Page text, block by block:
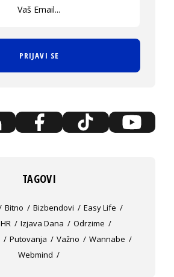
PRIJAVI SE
TAGOVI
Bitno Bizbendovi
Easy Life
HR Izjava Dana
Odrzime
Putovanja Važno
Wannabe
Webmind